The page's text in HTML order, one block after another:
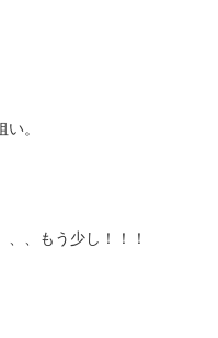
。
、もう少し！！！